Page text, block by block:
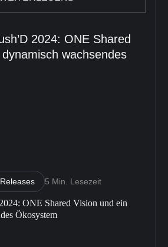
5 Min. Lesezeit
ONE Shared Vision und ein
Ökosystem